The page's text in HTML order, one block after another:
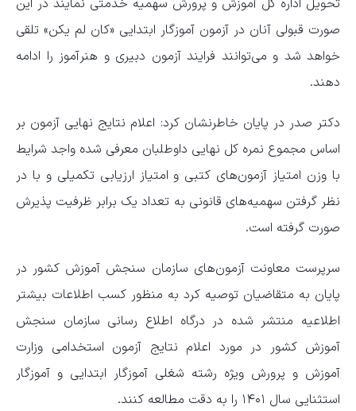
تحویل اداره کل آموزش و پرورش سهمیه خدمتی نمایند در این
صورت قبولی آنان در آزمون آموزگار ابتدایی «کان لم یکن» تلقی
خواهد شد و می‌توانند فرایند آزمون دبیری و هنرآموز را ادامه
دهند.
دکتر صدر در پایان خاطرنشان کرد: اعلام نتایج نهایی آزمون بر
اساس مجموع نمره کل نهایی داوطلبان معرفی شده واجد شرایط
با وزن امتیاز آزمون‌های کتبی و امتیاز ارزیابی تکمیلی و با در
نظر گرفتن سهمیه‌های قانونی به تعداد یک برابر ظرفیت پذیرش
صورت گرفته است.
سرپرست معاونت آزمون‌های سازمان سنجش آموزش کشور در
پایان به متقاضیان توصیه کرد به منظور کسب اطلاعات بیشتر
اطلاعیه منتشر شده در درگاه اطلاع رسانی سازمان سنجش
آموزش کشور در مورد اعلام نتایج آزمون استخدامی وزارت
آموزش و پرورش ویژه رشته شغلی آموزگار ابتدایی و آموزگار
استثنایی سال ۱۴۰۱ را به دقت مطالعه کنند.